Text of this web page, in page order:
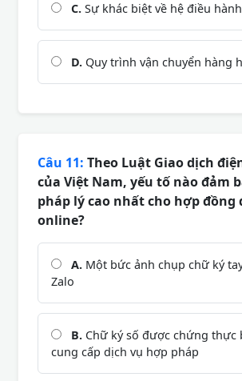
C. Sự khác biệt về hệ điều
D. Quy trình vận chuyển hàng
Câu 11: Theo Luật Giao dịch
của Việt Nam, yếu tố nào đảm
pháp lý cao nhất cho hợp đồng
online?
A. Một bức ảnh chụp chữ ký
Zalo
B. Chữ ký số được chứng thực
cung cấp dịch vụ hợp pháp